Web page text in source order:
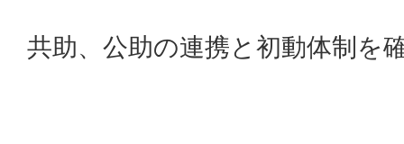
共助、公助の連携と初動体制を